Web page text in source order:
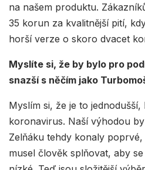
na našem produktu.
35 korun za kvalitnější pití,
horší verze o skoro dvacet
Myslíte si, že by bylo pro
snazší s něčím jako
Myslím si, že je to
koronavirus. Naší výhodou
Zelňáku tehdy konaly
musel člověk splňovat, aby